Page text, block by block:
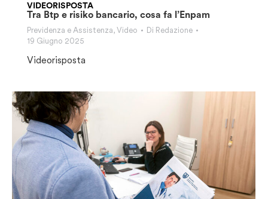
VIDEORISPOSTA
Tra Btp e risiko bancario, cosa fa l’Enpam
Previdenza e Assistenza, Video Di Redazione
19 Giugno 2025
Videorisposta